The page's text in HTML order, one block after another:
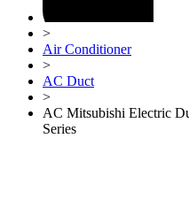
>
Air Conditioner
>
AC Duct
>
AC Mitsubishi Electric
Series